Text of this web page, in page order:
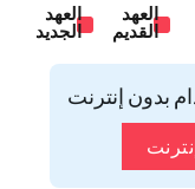
العهد
القديم
العهد
الجديد
بدون إنترنت